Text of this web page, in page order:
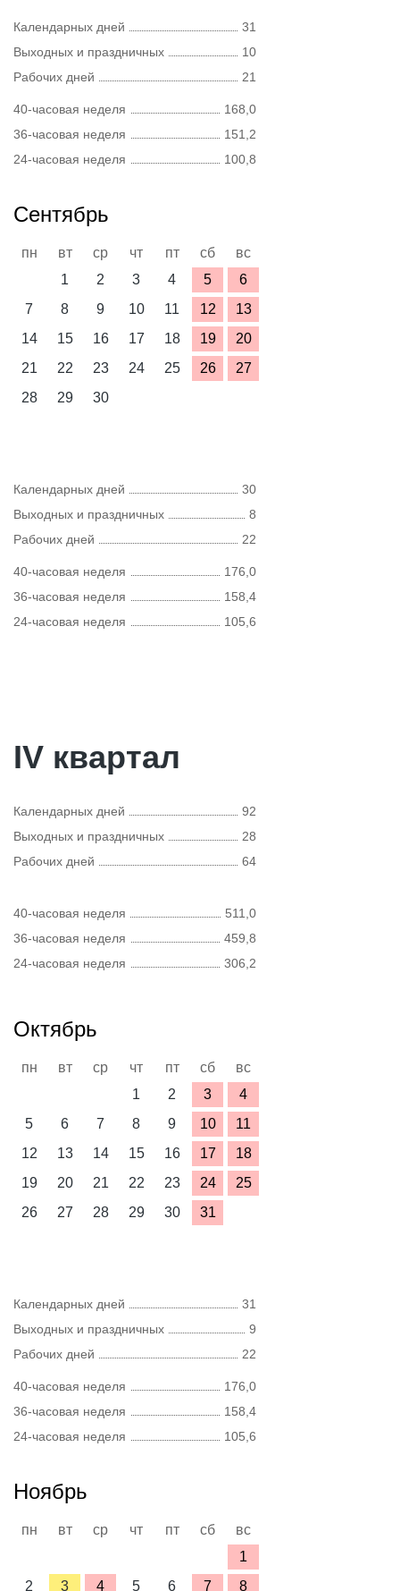
Календарных дней
31
Выходных и праздничных
10
Рабочих дней
21
40-часовая неделя
168,0
36-часовая неделя
151,2
24-часовая неделя
100,8
Сентябрь
пн вт ср чт пт сб
вс
1
2 3 4 5
6
7
8 9 10 11 12
13
14
15 16 17 18 19
20
21
22 23 24 25 26
27
28
29 30
Календарных дней
30
Выходных и праздничных
8
Рабочих дней
22
40-часовая неделя
176,0
36-часовая неделя
158,4
24-часовая неделя
105,6
IV квартал
Календарных дней
92
Выходных и праздничных
28
Рабочих дней
64
40-часовая неделя
511,0
36-часовая неделя
459,8
24-часовая неделя
306,2
Октябрь
пн вт ср чт пт сб
вс
1
2 3
4
5
6 7 8 9 10
11
12
13 14 15 16 17
18
19
20 21 22 23 24
25
26
27 28 29 30 31
Календарных дней
31
Выходных и праздничных
9
Рабочих дней
22
40-часовая неделя
176,0
36-часовая неделя
158,4
24-часовая неделя
105,6
Ноябрь
пн вт ср чт пт сб
вс
1
2
3 4 5 6 7 8